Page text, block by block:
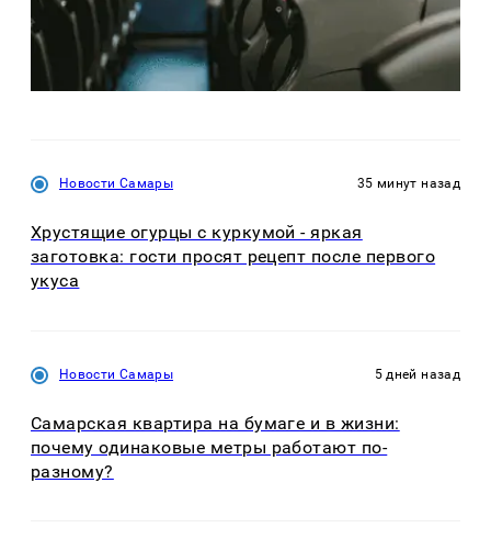
Новости Самары 35 минут назад
Хрустящие огурцы с куркумой - яркая
заготовка: гости просят рецепт после первого
укуса
Новости Самары 5 дней назад
Самарская квартира на бумаге и в жизни:
почему одинаковые метры работают по-
разному?